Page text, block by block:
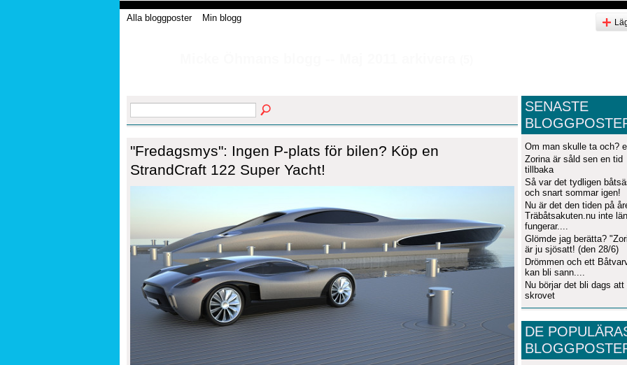
Alla bloggposter Min blogg
"Fredagsmys": Ingen P-plats för bilen? Köp en
StrandCraft 122 Super Yacht!
SENASTE
Om man skulle ta och?
Zorina är såld sen en tid
tillbaka
Så var det tydligen
och snart sommar igen!
Nu är det den tiden på
Träbåtsakuten.nu inte
fungerar....
Glömde jag berätta?
är ju sjösatt! (den 28/6)
Drömmen och ett
kan bli sann....
Nu börjar det bli dags att
skrovet
DE